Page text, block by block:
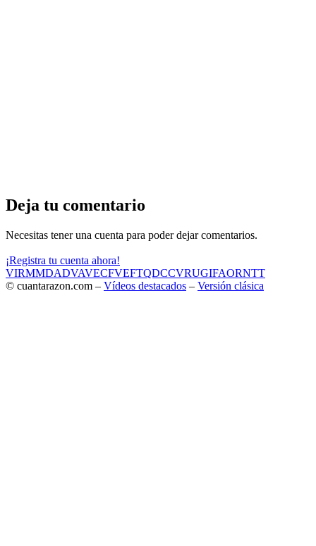
Deja tu comentario
Necesitas tener una cuenta para poder dejar comentarios.
¡Registra tu cuenta ahora!
VIRMMDADVAVECFVEFTQDCCVRUGIFAORNTT
© cuantarazon.com – Vídeos destacados – Versión clásica